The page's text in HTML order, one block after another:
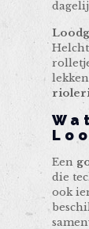
Een
die
ook